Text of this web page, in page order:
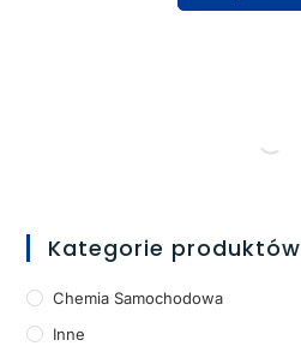
Kategorie produktów
Chemia Samochodowa
Inne